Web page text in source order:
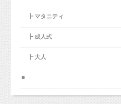
┣ マタニティ
┣ 成人式
┣ 大人
■